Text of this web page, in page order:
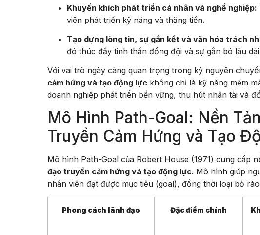
Khuyến khích phát triển cá nhân và nghề nghiệp:
viên phát triển kỹ năng và thăng tiến.
Tạo dựng lòng tin, sự gắn kết và văn hóa trách
đó thúc đẩy tinh thần đồng đội và sự gắn bó lâu dài.
Với vai trò ngày càng quan trọng trong kỷ nguyên
cảm hứng và tạo động lực không chỉ là kỹ năng mềm
doanh nghiệp phát triển bền vững, thu hút nhân tài và
Mô Hình Path-Goal: Nền
Truyền Cảm Hứng và Tạo
Mô hình Path-Goal của Robert House (1971) cung cấp
đạo truyền cảm hứng và tạo động lực. Mô hình giúp
nhân viên đạt được mục tiêu (goal), đồng thời loại bỏ
Phong cách lãnh đạo Đặc điểm chính